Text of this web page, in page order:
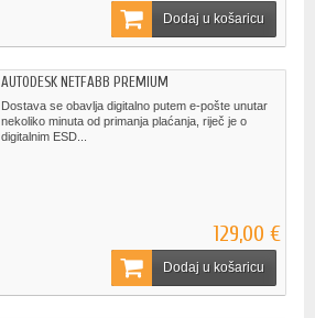
Dodaj u košaricu
AUTODESK NETFABB PREMIUM
Dostava se obavlja digitalno putem e-pošte unutar
nekoliko minuta od primanja plaćanja, riječ je o
digitalnim ESD...
129,00 €
Dodaj u košaricu